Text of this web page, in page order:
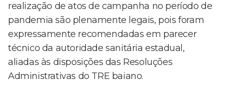
realização de atos de campanha no período de
pandemia são plenamente legais, pois foram
expressamente recomendadas em parecer
técnico da autoridade sanitária estadual,
aliadas às disposições das Resoluções
Administrativas do TRE baiano.